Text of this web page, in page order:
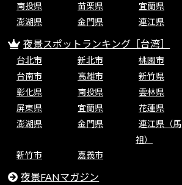
南投県
苗栗県 宜蘭県
澎湖県
金門県 連江県
夜景スポットランキング［台湾］
台北市 新北市 桃園市
台南市
高雄市 新竹県
彰化県
南投県 雲林県
屏東県
宜蘭県 花蓮県
澎湖県
金門県
連江県（馬
祖）
新竹市 嘉義市
夜景FANマガジン